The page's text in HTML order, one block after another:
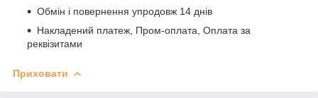
Обмін і повернення упродовж 14 днів
Накладений платеж, Пром-оплата, Оплата за
реквізитами
Приховати